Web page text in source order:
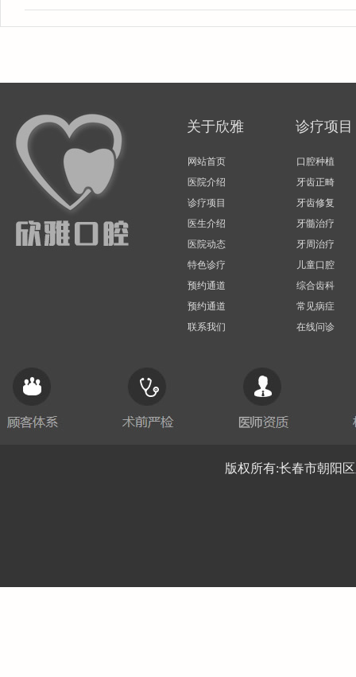
关于欣雅
网站首页
医院介绍
诊疗项目
医生介绍
医院动态
特色诊疗
预约通道
预约通道
联系我们
诊疗项目
口腔种植
牙齿正畸
牙齿修复
牙髓治疗
牙周治疗
儿童口腔
综合齿科
常见病症
在线问诊
版权所有:长春市朝阳